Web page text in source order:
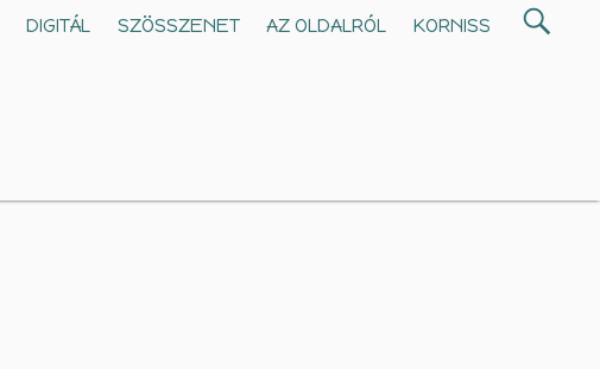
DIGITÁL SZÖSSZENET AZ OLDALRÓL KORNISSSearch